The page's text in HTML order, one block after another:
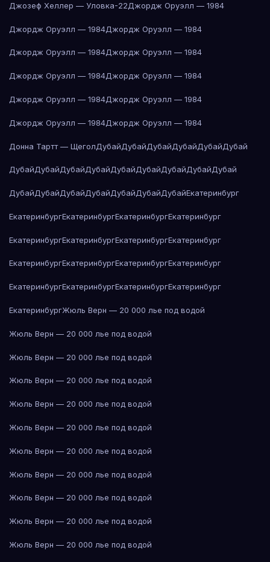
Джозеф Хеллер — Уловка-22Джордж Оруэлл — 1984
Джордж Оруэлл — 1984Джордж Оруэлл — 1984
Джордж Оруэлл — 1984Джордж Оруэлл — 1984
Джордж Оруэлл — 1984Джордж Оруэлл — 1984
Джордж Оруэлл — 1984Джордж Оруэлл — 1984
Джордж Оруэлл — 1984Джордж Оруэлл — 1984
Донна Тартт — ЩеголДубайДубайДубайДубайДубайДубай
ДубайДубайДубайДубайДубайДубайДубайДубайДубай
ДубайДубайДубайДубайДубайДубайДубайЕкатеринбург
ЕкатеринбургЕкатеринбургЕкатеринбургЕкатеринбург
ЕкатеринбургЕкатеринбургЕкатеринбургЕкатеринбург
ЕкатеринбургЕкатеринбургЕкатеринбургЕкатеринбург
ЕкатеринбургЕкатеринбургЕкатеринбургЕкатеринбург
ЕкатеринбургЖюль Верн — 20 000 лье под водой
Жюль Верн — 20 000 лье под водой
Жюль Верн — 20 000 лье под водой
Жюль Верн — 20 000 лье под водой
Жюль Верн — 20 000 лье под водой
Жюль Верн — 20 000 лье под водой
Жюль Верн — 20 000 лье под водой
Жюль Верн — 20 000 лье под водой
Жюль Верн — 20 000 лье под водой
Жюль Верн — 20 000 лье под водой
Жюль Верн — 20 000 лье под водой